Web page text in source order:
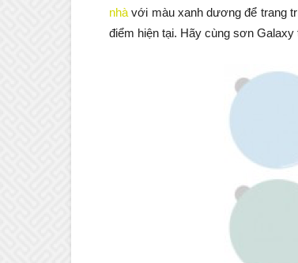
nhà với màu xanh dương để trang
điểm hiện tại. Hãy cùng sơn